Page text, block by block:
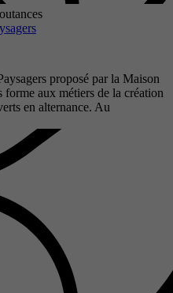
proposé par la Maison
aux métiers de la création
en alternance. Au